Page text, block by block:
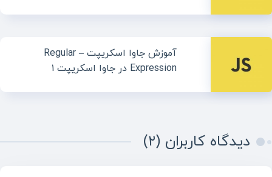
آموزش جاوا اسکریپت – Regular
Expression در جاوا اسکریپت ۱
دیدگاه کاربران (۲)